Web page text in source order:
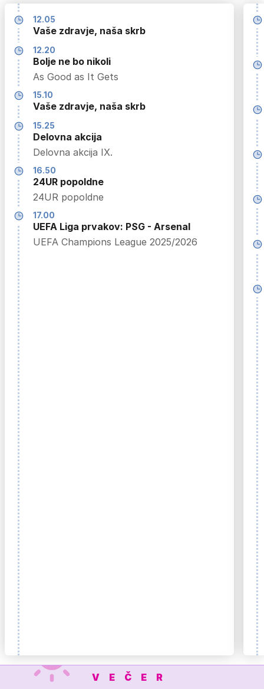
12.05
Vaše zdravje, naša skrb
12.20
Bolje ne bo nikoli
As Good as It Gets
15.10
Vaše zdravje, naša skrb
15.25
Delovna akcija
Delovna akcija IX.
16.50
24UR popoldne
24UR popoldne
17.00
UEFA Liga prvakov: PSG - Arsenal
UEFA Champions League 2025/2026
VEČER